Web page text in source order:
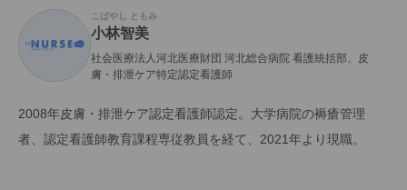
こばやし ともみ
小林智美
社会医療法人河北医療財団 河北総合病院 看護統括部、皮
膚・排泄ケア特定認定看護師
2008年皮膚・排泄ケア認定看護師認定。大学病院の褥瘡管理
者、認定看護師教育課程専従教員を経て、2021年より現職。